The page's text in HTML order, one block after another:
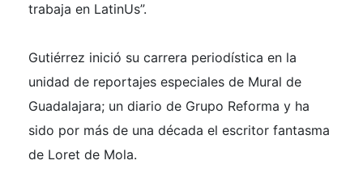
trabaja en LatinUs”.
Gutiérrez inició su carrera periodística en la
unidad de reportajes especiales de Mural de
Guadalajara; un diario de Grupo Reforma y ha
sido por más de una década el escritor fantasma
de Loret de Mola.